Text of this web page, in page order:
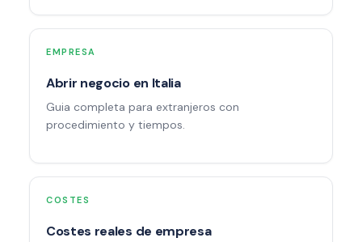
EMPRESA
Abrir negocio en Italia
Guia completa para extranjeros con
procedimiento y tiempos.
COSTES
Costes reales de empresa